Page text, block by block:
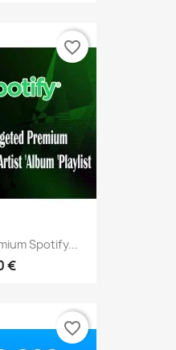
Spotify...
€
favorite_border
favorite_border